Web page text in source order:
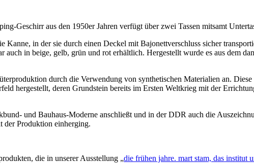
Geschirr aus den 1950er Jahren verfügt über zwei Tassen mitsamt
Kanne, in der sie durch einen Deckel mit Bajonettverschluss sicher
in beige, gelb, grün und rot erhältlich. Hergestellt wurde es aus dem
durch die Verwendung von synthetischen Materialien an.
hergestellt, deren Grundstein bereits im Ersten Weltkrieg mit der
und Bauhaus-Moderne anschließt und in der DDR auch die
der Produktion einherging.
die in unserer Ausstellung „die frühen jahre. mart stam, das institut